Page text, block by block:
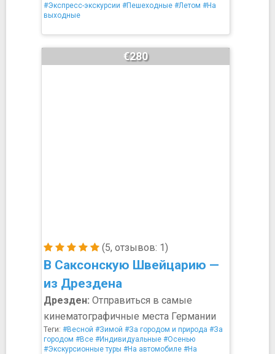
#Экспресс-экскурсии #Пешеходные #Летом #На
выходные
(5, отзывов: 1)
В Саксонскую Швейцарию —
из Дрездена
€280
Дрезден: Отправиться в самые
кинематографичные места Германии
Теги: #Весной #Зимой #За городом и природа #За
городом #Все #Индивидуальные #Осенью
#Экскурсионные туры #На автомобиле #На